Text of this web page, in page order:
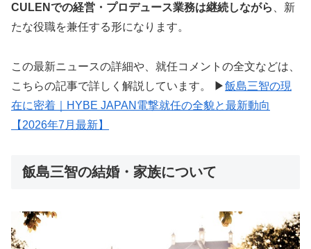
CULENでの経営・プロデュース業務は継続しながら
、新
たな役職を兼任する形になります。
この最新ニュースの詳細や、就任コメントの全文などは、
こちらの記事で詳しく解説しています。 ▶︎飯島三智の現
在に密着｜HYBE JAPAN電撃就任の全貌と最新動向
【2026年7月最新】
飯島三智の結婚・家族について